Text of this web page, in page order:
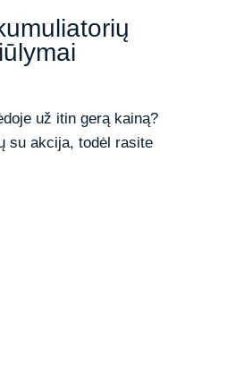
už itin gerą kainą?
su akcija, todėl rasite